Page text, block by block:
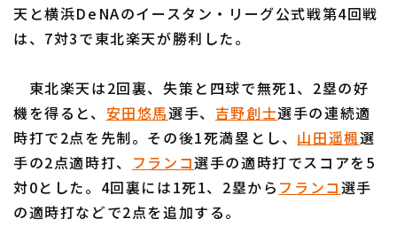
ファーム西地区
交流戦
東北楽天ゴールデンイーグルス
千葉ロッテマリーンズ
オリックス・バファローズ
福岡ソフトバンクホークス
設定
天と横浜DeNAのイースタン・リーグ公式戦第4回戦
は、7対3で東北楽天が勝利した。
東北楽天は2回裏、失策と四球で無死1、2塁の好
機を得ると、 安田悠馬選手、 吉野創士選手の連続適
時打で2点を先制。その後1死満塁とし、 山田遥楓選
手の2点適時打、 フランコ選手の適時打でスコアを5
対0とした。4回裏には1死1、2塁から フランコ選手
の適時打などで2点を追加する。